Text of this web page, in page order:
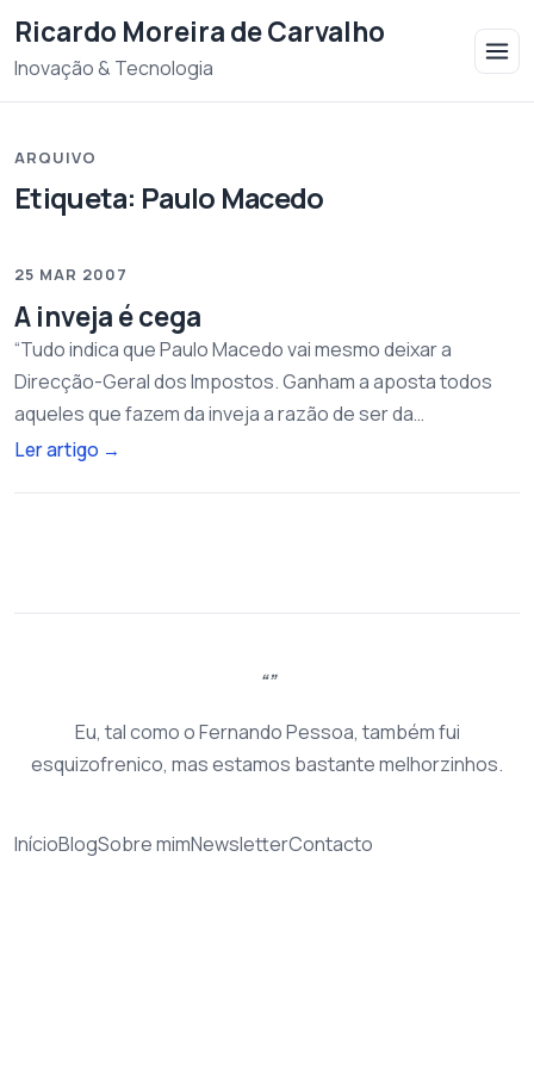
Ricardo Moreira de Carvalho
Inovação & Tecnologia
ARQUIVO
Etiqueta: Paulo Macedo
25 MAR 2007
A inveja é cega
“Tudo indica que Paulo Macedo vai mesmo deixar a
Direcção-Geral dos Impostos. Ganham a aposta todos
aqueles que fazem da inveja a razão de ser da…
Ler artigo →
Eu, tal como o Fernando Pessoa, também fui
esquizofrenico, mas estamos bastante melhorzinhos.
InícioBlogSobre mimNewsletterContacto